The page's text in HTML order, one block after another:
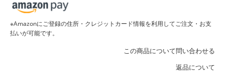
※Amazonにご登録の住所・クレジットカード情報を利用してご注文・お支
払いが可能です。
この商品について問い合わせる
返品について